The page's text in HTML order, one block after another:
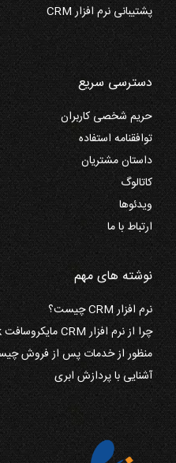
پشتیبانی نرم افزار CRM
دسترسی سریع
حریم شخصی کاربران
توافقنامه استفاده
داستان مشتریان
کاتالوگ
ویدئوها
ارتباط با ما
نوشته های مهم
نرم افزار CRM چیست؟
چرا از نرم افزار CRM مایکروسافت crack شده استفاده نکنیم؟
منظور از خدمات پس از فروش چیست؟
آشنایی با پردازش ابری